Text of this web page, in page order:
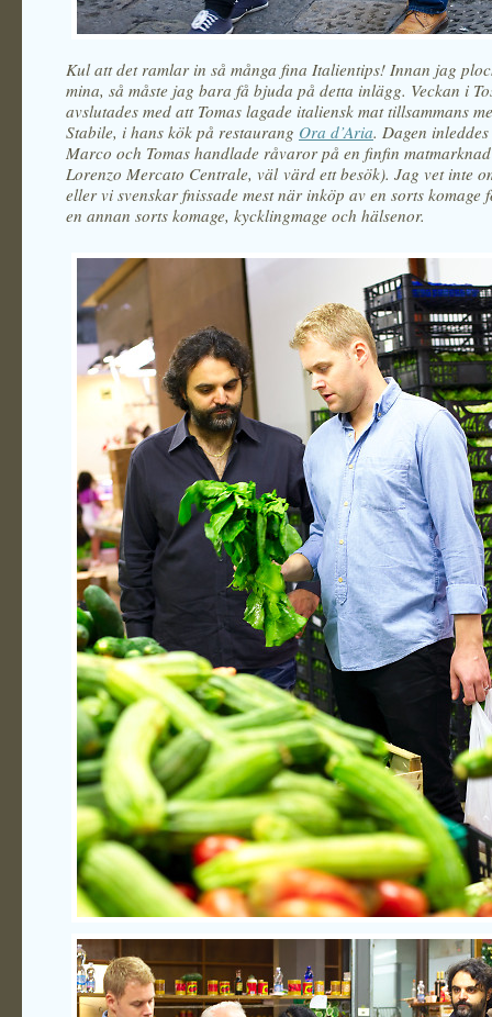
Kul att det ramlar in så många fina Italientips! Innan jag
mina, så måste jag bara få bjuda på detta inlägg. Veckan i
avslutades med att Tomas lagade italiensk mat tillsammans
Stabile, i hans kök på restaurang Ora d’Aria. Dagen
Marco och Tomas handlade råvaror på en finfin
Lorenzo Mercato Centrale, väl värd ett besök). Jag vet inte
eller vi svenskar fnissade mest när inköp av en sorts komage
en annan sorts komage, kycklingmage och hälsenor.